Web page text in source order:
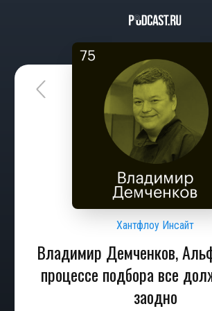
Хантфлоу Инсайт
Владимир Демченков,
процессе подбора все
заодно